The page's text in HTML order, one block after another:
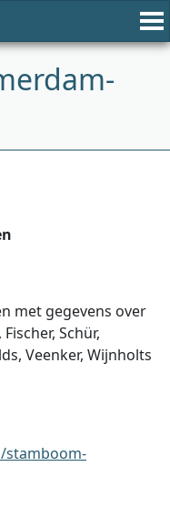
met gegevens over
Schür,
Veenker, Wijnholts
stamboom-